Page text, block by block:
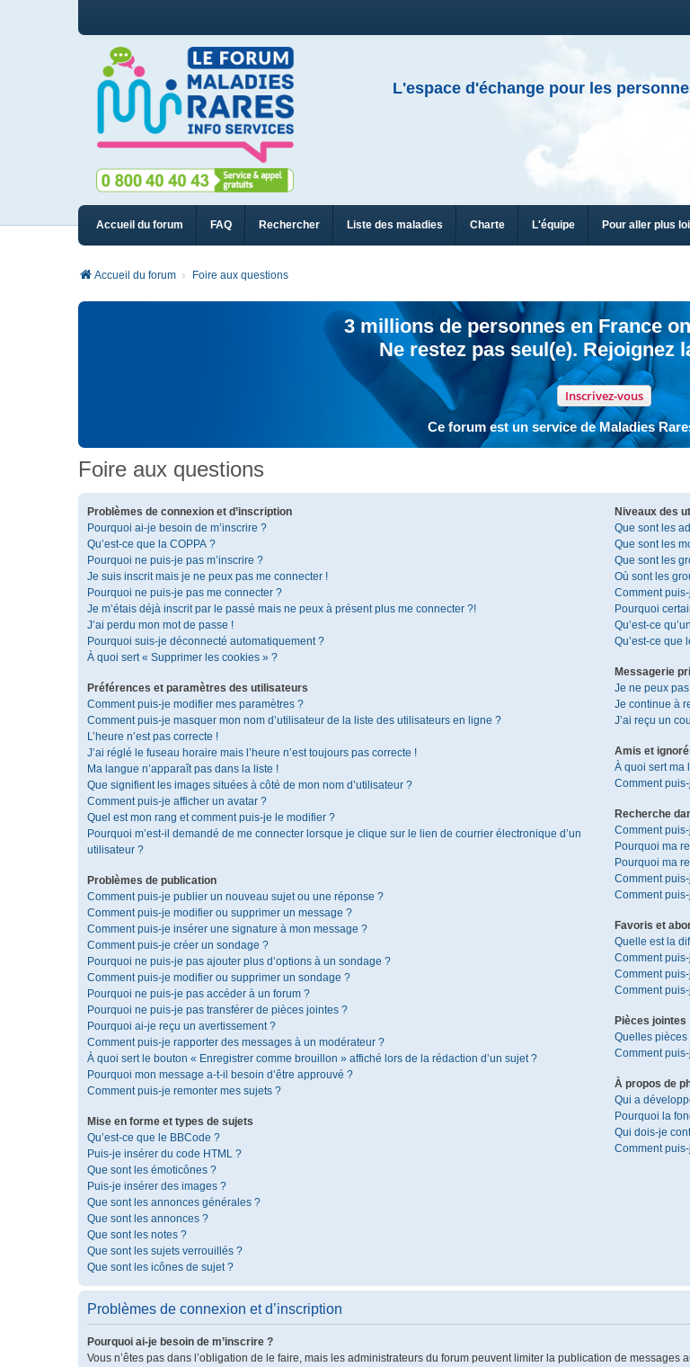
L'espace d'échange pour les
Accueil du forum FAQ Rechercher Liste des maladies Charte L'équipe Pour aller plus
Accueil du forum Foire aux questions
3 millions de personnes en France
Ne restez pas seul(e). Rejoignez
Inscrivez-vous
Ce forum est un service de Maladies
Foire aux questions
Problèmes de connexion et d’inscription
Pourquoi ai-je besoin de m’inscrire ?
Qu’est-ce que la COPPA ?
Pourquoi ne puis-je pas m’inscrire ?
Je suis inscrit mais je ne peux pas me connecter !
Pourquoi ne puis-je pas me connecter ?
Je m’étais déjà inscrit par le passé mais ne peux à présent plus me connecter ?!
J’ai perdu mon mot de passe !
Pourquoi suis-je déconnecté automatiquement ?
À quoi sert « Supprimer les cookies » ?
Préférences et paramètres des utilisateurs
Comment puis-je modifier mes paramètres ?
Comment puis-je masquer mon nom d’utilisateur de la liste des utilisateurs en ligne ?
L’heure n’est pas correcte !
J’ai réglé le fuseau horaire mais l’heure n’est toujours pas correcte !
Ma langue n’apparaît pas dans la liste !
Que signifient les images situées à côté de mon nom d’utilisateur ?
Comment puis-je afficher un avatar ?
Quel est mon rang et comment puis-je le modifier ?
Pourquoi m’est-il demandé de me connecter lorsque je clique sur le lien de courrier électronique d’un
utilisateur ?
Problèmes de publication
Comment puis-je publier un nouveau sujet ou une réponse ?
Comment puis-je modifier ou supprimer un message ?
Comment puis-je insérer une signature à mon message ?
Comment puis-je créer un sondage ?
Pourquoi ne puis-je pas ajouter plus d’options à un sondage ?
Comment puis-je modifier ou supprimer un sondage ?
Pourquoi ne puis-je pas accéder à un forum ?
Pourquoi ne puis-je pas transférer de pièces jointes ?
Pourquoi ai-je reçu un avertissement ?
Comment puis-je rapporter des messages à un modérateur ?
À quoi sert le bouton « Enregistrer comme brouillon » affiché lors de la rédaction d’un sujet ?
Pourquoi mon message a-t-il besoin d’être approuvé ?
Comment puis-je remonter mes sujets ?
Mise en forme et types de sujets
Qu’est-ce que le BBCode ?
Puis-je insérer du code HTML ?
Que sont les émoticônes ?
Puis-je insérer des images ?
Que sont les annonces générales ?
Que sont les annonces ?
Que sont les notes ?
Que sont les sujets verrouillés ?
Que sont les icônes de sujet ?
Niveaux des
Que sont les
Que sont les
Que sont les
Où sont les
Comment
Pourquoi
Qu’est-ce
Qu’est-ce que
Messagerie
Je ne peux
Je continue à
J’ai reçu un
Amis et
À quoi sert ma
Comment
Recherche
Comment
Pourquoi ma
Pourquoi ma
Comment
Comment
Favoris et
Quelle est la
Comment
Comment
Comment
Pièces jointes
Quelles pièces
Comment
À propos de
Qui a
Pourquoi la
Qui dois-je
Comment
Problèmes de connexion et d’inscription
Pourquoi ai-je besoin de m’inscrire ?
Vous n’êtes pas dans l’obligation de le faire, mais les administrateurs du forum peuvent limiter la publication de